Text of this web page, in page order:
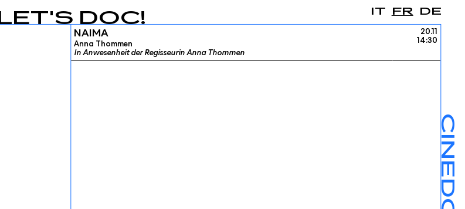
DE
FR
IT
LET'S DOC!
NAIMA
Anna Thommen
In Anwesenheit der Regisseurin Anna Thommen
20.11
14:30